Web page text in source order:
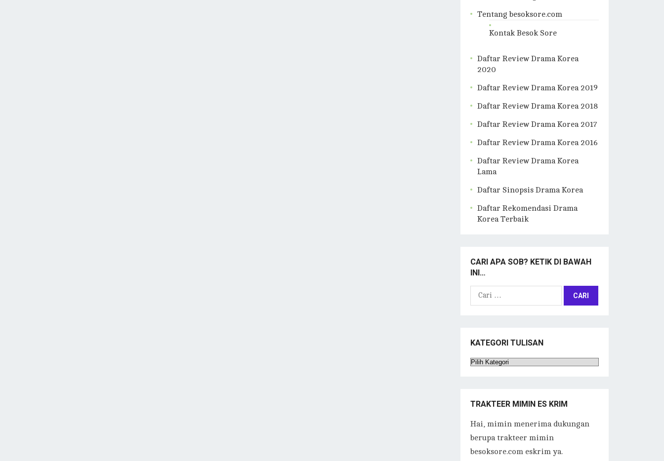
Tentang besoksore.com
Kontak Besok Sore
Daftar Review Drama Korea
2020
Daftar Review Drama Korea 2019
Daftar Review Drama Korea 2018
Daftar Review Drama Korea 2017
Daftar Review Drama Korea 2016
Daftar Review Drama Korea
Lama
Daftar Sinopsis Drama Korea
Daftar Rekomendasi Drama
Korea Terbaik
CARI APA SOB? KETIK DI BAWAH
INI…
Cari
KATEGORI TULISAN
Kategori
TRAKTEER MIMIN ES KRIM
Hai, mimin menerima dukungan
berupa trakteer mimin
besoksore.com eskrim ya.